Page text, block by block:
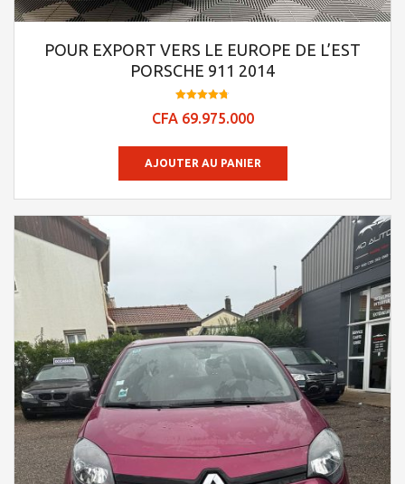
POUR EXPORT VERS LE EUROPE DE L’EST
PORSCHE 911 2014
4.74
CFA69.975.000
AJOUTER AU PANIER